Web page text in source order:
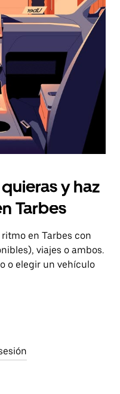
y haz
Tarbes
en Tarbes con
viajes o ambos.
o elegir un vehículo